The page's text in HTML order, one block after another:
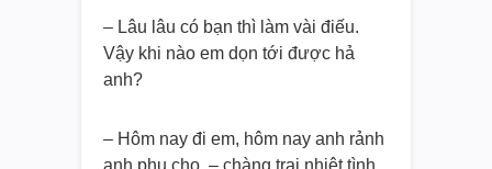
– Lâu lâu có bạn thì làm vài điếu.
Vậy khi nào em dọn tới được hả
anh?
– Hôm nay đi em, hôm nay anh rảnh
anh phụ cho. – chàng trai nhiệt tình.